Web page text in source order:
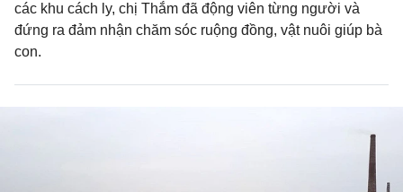
các khu cách ly, chị Thắm đã động viên từng người và
đứng ra đảm nhận chăm sóc ruộng đồng, vật nuôi giúp bà
con.